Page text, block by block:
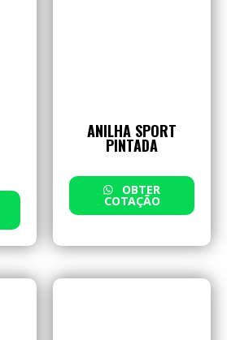
ANILHA SPORT
PINTADA
OBTER
COTAÇÃO